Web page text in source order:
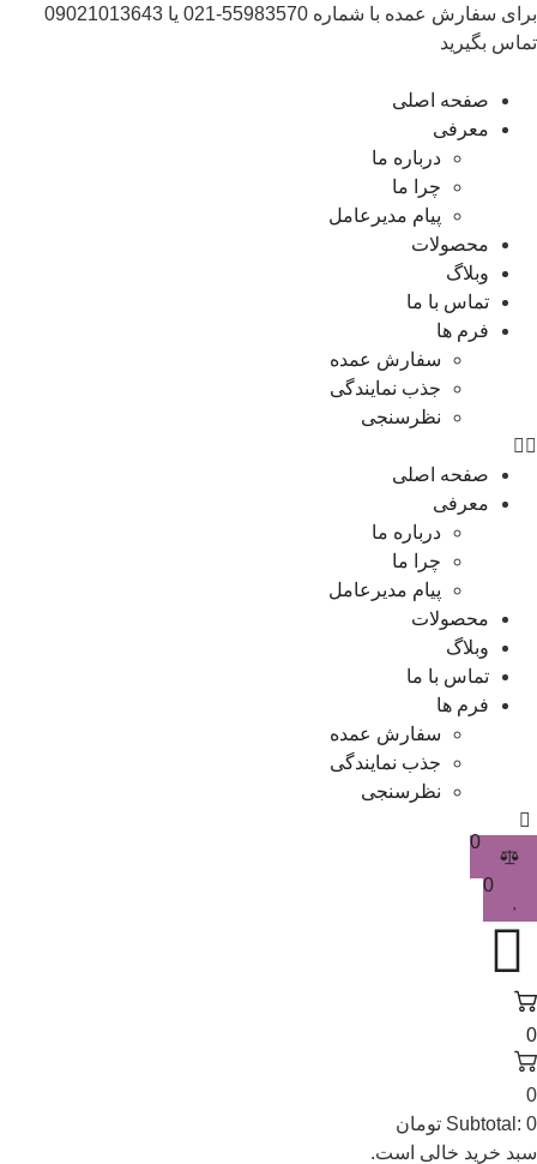
برای سفارش عمده با شماره 55983570-021 یا 09021013643
تماس بگیرید
صفحه اصلی
معرفی
درباره ما
چرا ما
پیام مدیرعامل
محصولات
وبلاگ
تماس با ما
فرم ها
سفارش عمده
جذب نمایندگی
نظرسنجی
صفحه اصلی
معرفی
درباره ما
چرا ما
پیام مدیرعامل
محصولات
وبلاگ
تماس با ما
فرم ها
سفارش عمده
جذب نمایندگی
نظرسنجی
0
0
0
0
Subtotal: 0
تومان
سبد خرید خالی است.